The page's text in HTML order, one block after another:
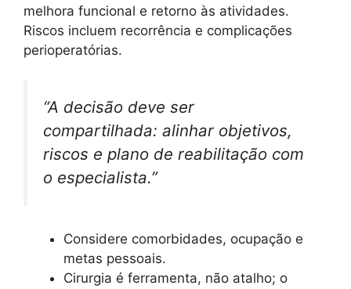
melhora funcional e retorno às atividades.
Riscos incluem recorrência e complicações
perioperatórias.
“A decisão deve ser
compartilhada: alinhar objetivos,
riscos e plano de reabilitação com
o especialista.”
Considere comorbidades, ocupação e
metas pessoais.
Cirurgia é ferramenta, não atalho; o